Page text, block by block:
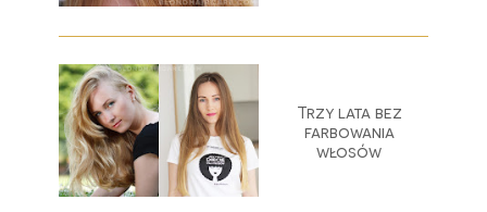
Trzy lata bez
farbowania
włosów